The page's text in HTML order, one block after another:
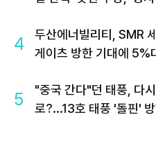
4
두산에너빌리티, SMR
게이츠 방한 기대에 5%
5
"중국 간다"던 태풍, 다
로?...13호 태풍 '돌핀'